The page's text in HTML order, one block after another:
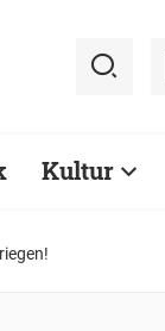
Kultur